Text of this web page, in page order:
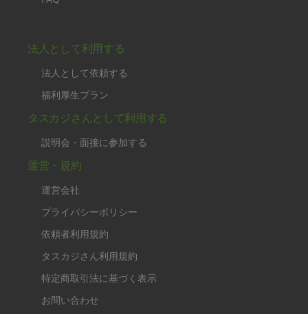
法人として利用する
法人として依頼する
福利厚生プラン
タスカジさんとして利用する
説明会・面接に参加する
運営・規約
運営会社
プライバシーポリシー
依頼者利用規約
タスカジさん利用規約
特定商取引法に基づく表示
お問い合わせ